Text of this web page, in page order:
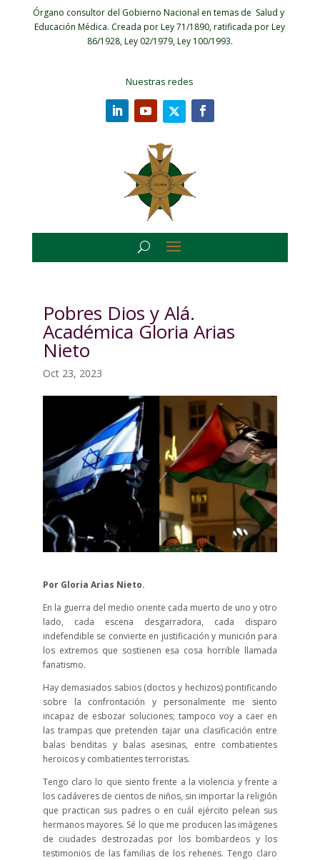
Órgano consultor del Gobierno Nacional en temas de Salud y
Educación Médica. Creada por Ley 71/1890, ratificada por Ley
86/1928, Ley 02/1979, Ley 100/1993.
Nuestras redes
Pobres Dios y Alá.
Académica Gloria Arias
Nieto
Oct 23, 2023
Por Gloria Arias Nieto.
En la guerra del medio oriente cada muerto de uno y otro
lado, cada escena desgarradora, cada disparo
indefendible se convierte en justificación y munición para
los extremos que sostienen esa cosa horrible llamada
fanatismo.
Hay demasiados sabios (doctos y hechizos) pontificando
sobre la confrontación y personalmente me siento
incapaz de esbozar soluciones; tampoco voy a caer en
las trampas que pretenden tajar una clasificación entre
balas benditas y balas asesinas, entre combatientes
heroicos y combatientes terroristas.
Tengo claro lo que siento frente a la violencia y frente a
los cadáveres de cientos de niños, sin importar la religión
que practican sus padres o en cuál ejército pelean sus
hermanos mayores. Sé lo que me producen las imágenes
de ciudades destrozadas por los bombardeos y los
testimonios de las familias de los rehenes. Tengo claro